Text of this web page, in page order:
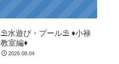
⛱️水遊び・プール⛱️ ♦小禄
教室編♦
2026.08.04